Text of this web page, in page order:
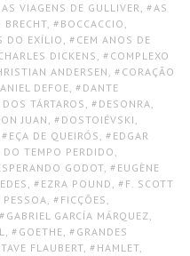
AS VIAGENS DE GULLIVER, AS
BRECHT, BOCCACCIO ,
DO EXÍLIO , CEM ANOS DE
DICKENS, COMPLEXO
ANDERSEN, CORAÇÃO
DEFOE, DANTE
DOS TÁRTAROS , DESONRA,
JUAN , DOSTOIÉVSKI ,
EÇA DE QUEIRÓS , EDGAR
DO TEMPO PERDIDO ,
GODOT, EUGÈNE
, EZRA POUND , F. SCOTT
PESSOA, FICÇÕES ,
GABRIEL GARCÍA MÁRQUEZ,
, GOETHE, GRANDES
FLAUBERT, HAMLET,